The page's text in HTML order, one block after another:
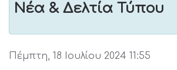
Νέα & Δελτία Τύπου
Πέμπτη, 18 Ιουλίου 2024 11:55